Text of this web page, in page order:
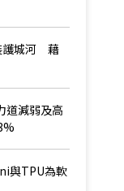
護城河 藉
道減弱及高
與TPU為軟